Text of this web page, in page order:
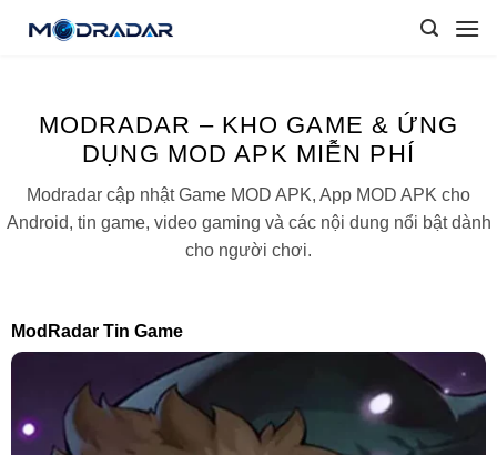
MODRADAR – KHO GAME & ỨNG
DỤNG MOD APK MIỄN PHÍ
Modradar cập nhật Game MOD APK, App MOD APK cho
Android, tin game, video gaming và các nội dung nổi bật dành
cho người chơi.
ModRadar Tin Game